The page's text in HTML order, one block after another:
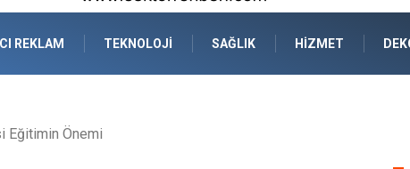
REKLAM TEKNOLOJI SAĞLIK HIZMET
Eğitimin Önemi